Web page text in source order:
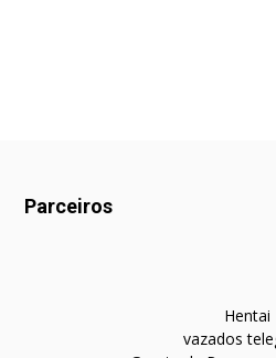
Parceiros
Hentai
vazados